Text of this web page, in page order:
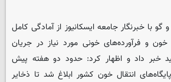
با خبرنگار جامعه ایسکانیوز از آمادگی کامل
و فرآورده‌های خونی مورد نیاز در جریان
خبر داد و اظهار کرد: حدود دو هفته پیش
انتقال خون کشور ابلاغ شد تا ذخایر